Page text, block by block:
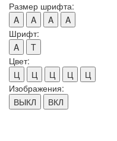
Размер шрифта:
A
A A
A
Шрифт:
A
T
Цвет:
Ц
Ц Ц Ц
Ц
Изображения:
ВЫКЛ
ВКЛ